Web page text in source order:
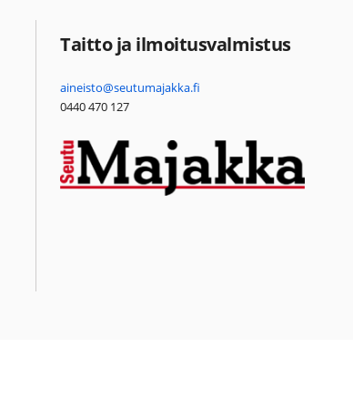
Taitto ja ilmoitusvalmistus
aineisto@seutumajakka.fi
0440 470 127